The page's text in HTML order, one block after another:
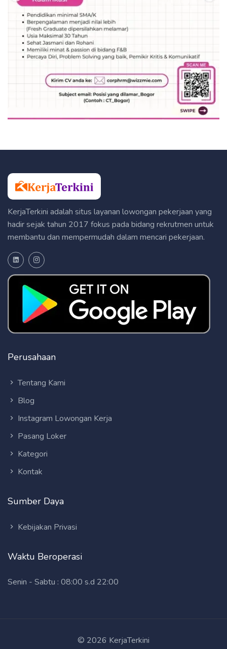
KerjaTerkini adalah situs layanan lowongan pekerjaan yang
hadir sejak tahun 2017 fokus pada bidang rekrutmen untuk
membantu dan mempermudah dalam mencari pekerjaan.
Perusahaan
Tentang Kami
Blog
Instagram Lowongan Kerja
Pasang Loker
Kategori
Kontak
Sumber Daya
Kebijakan Privasi
Waktu Beroperasi
Senin - Sabtu : 08:00 s.d 22:00
© 2026 KerjaTerkini